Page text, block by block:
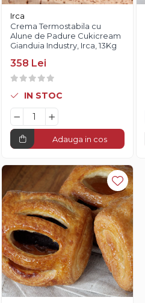
Irca
Crema Termostabila cu
Alune de Padure Cukicream
Gianduia Industry, Irca, 13Kg
358 Lei
IN STOC
Adauga in cos